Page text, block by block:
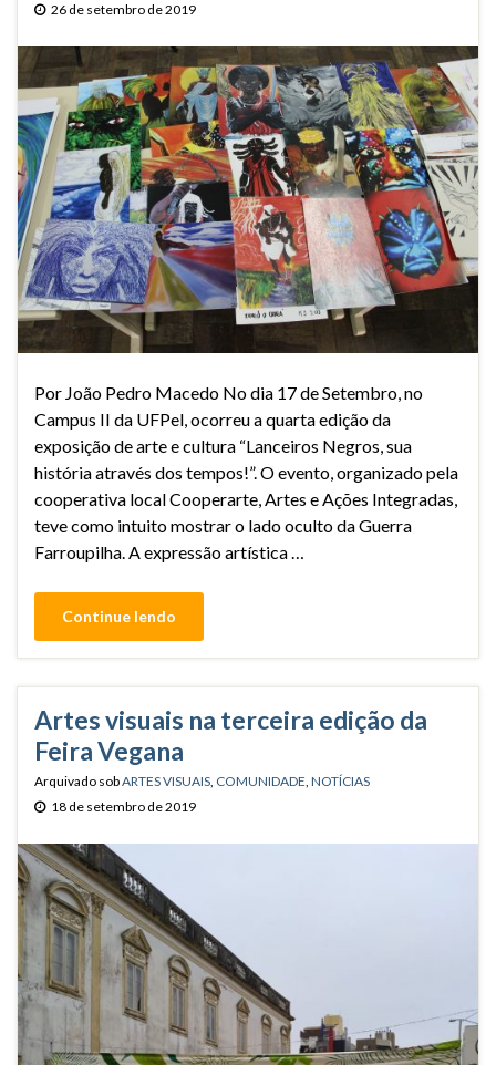
26 de setembro de 2019
Por João Pedro Macedo No dia 17 de Setembro, no
Campus II da UFPel, ocorreu a quarta edição da
exposição de arte e cultura “Lanceiros Negros, sua
história através dos tempos!”. O evento, organizado pela
cooperativa local Cooperarte, Artes e Ações Integradas,
teve como intuito mostrar o lado oculto da Guerra
Farroupilha. A expressão artística …
Continue lendo
Artes visuais na terceira edição da
Feira Vegana
Arquivado sobARTES VISUAIS, COMUNIDADE, NOTÍCIAS
18 de setembro de 2019